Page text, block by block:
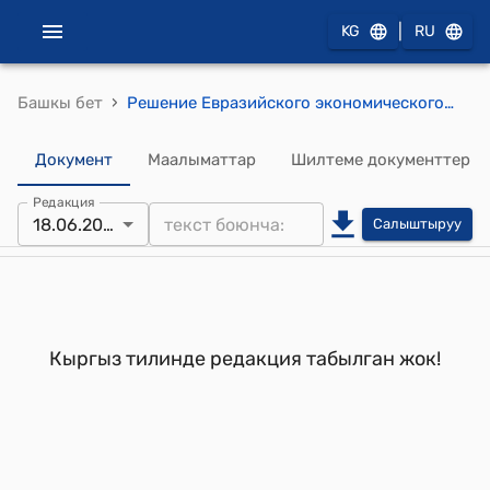
KG RU
Башкы бет › Решение Евразийского экономического сообщества Межгоссовета от 18 июня 2004 г. № 174 "О Соглашении о сотрудничестве государств-членов Евразийского экономического сообщества на рынке ценных бумаг " (утверждено постановлением Правительства КР от 25 октября 2004 года № 781)
Документ Маалыматтар Шилтеме документтер
Редакция
18.06.2004 Салыштыруу
Кыргыз тилинде редакция табылган жок!